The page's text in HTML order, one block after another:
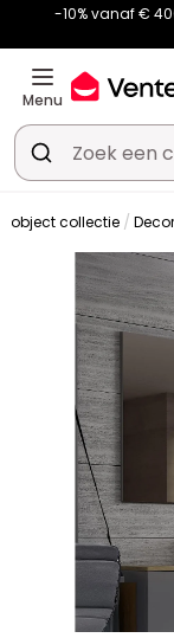
-10% vanaf €
Menu
object collectie